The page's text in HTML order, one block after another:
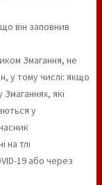
він заповнив
Змагання, не
у тому числі: якщо
які
у
на тлі
19 або через